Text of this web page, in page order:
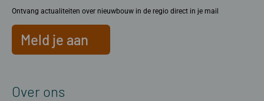
Ontvang actualiteiten over nieuwbouw in de regio direct in je mail
Meld je aan
Over ons